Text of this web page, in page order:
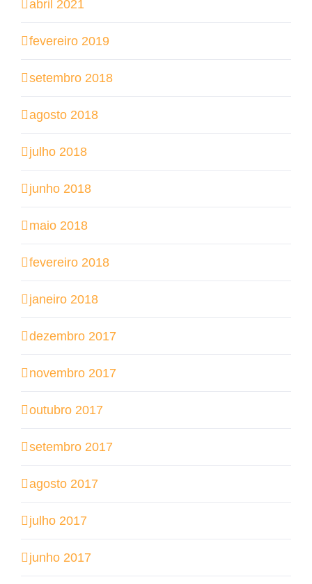
abril 2021
fevereiro 2019
setembro 2018
agosto 2018
julho 2018
junho 2018
maio 2018
fevereiro 2018
janeiro 2018
dezembro 2017
novembro 2017
outubro 2017
setembro 2017
agosto 2017
julho 2017
junho 2017